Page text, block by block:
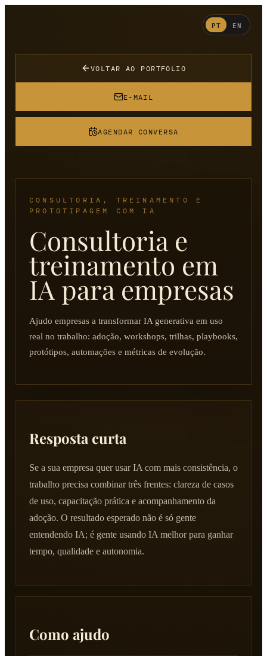
PT EN
VOLTAR AO PORTFOLIO
E-MAIL
AGENDAR CONVERSA
CONSULTORIA, TREINAMENTO E
PROTOTIPAGEM COM IA
Consultoria e
treinamento em
IA para empresas
Ajudo empresas a transformar IA generativa em uso
real no trabalho: adoção, workshops, trilhas, playbooks,
protótipos, automações e métricas de evolução.
Resposta curta
Se a sua empresa quer usar IA com mais consistência, o
trabalho precisa combinar três frentes: clareza de casos
de uso, capacitação prática e acompanhamento da
adoção. O resultado esperado não é só gente
entendendo IA; é gente usando IA melhor para ganhar
tempo, qualidade e autonomia.
Como ajudo